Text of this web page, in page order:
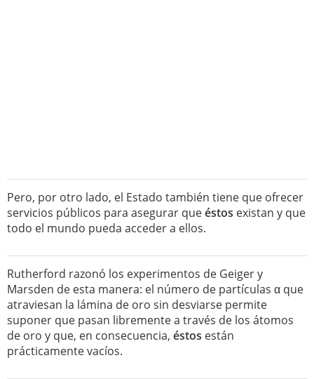
Pero, por otro lado, el Estado también tiene que ofrecer
servicios públicos para asegurar queéstos existan y que
todo el mundo pueda acceder a ellos.
Rutherford razonó los experimentos de Geiger y
Marsden de esta manera: el número de partículas α que
atraviesan la lámina de oro sin desviarse permite
suponer que pasan libremente a través de los átomos
de oro y que, en consecuencia, éstos están
prácticamente vacíos.